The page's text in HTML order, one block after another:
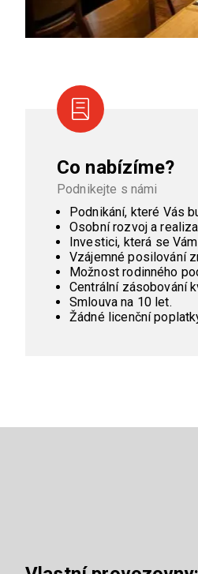
Co nabízíme?
Podnikejte s námi
Podnikání, které Vás
Osobní rozvoj a
Investici, která se
Vzájemné posilování
Možnost rodinného
Centrální zásobování
Smlouva na 10 let.
Žádné licenční